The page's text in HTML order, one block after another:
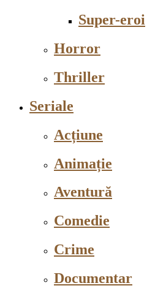
Super-eroi
Horror
Thriller
Seriale
Acțiune
Animație
Aventură
Comedie
Crime
Documentar